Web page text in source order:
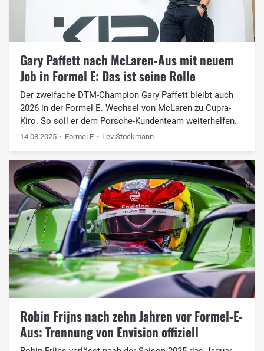
Gary Paffett nach McLaren-Aus mit neuem
Job in Formel E: Das ist seine Rolle
Der zweifache DTM-Champion Gary Paffett bleibt auch
2026 in der Formel E. Wechsel von McLaren zu Cupra-
Kiro. So soll er dem Porsche-Kundenteam weiterhelfen.
14.08.2025 Formel E Lev Stockmann
Robin Frijns nach zehn Jahren vor Formel-E-
Aus: Trennung von Envision offiziell